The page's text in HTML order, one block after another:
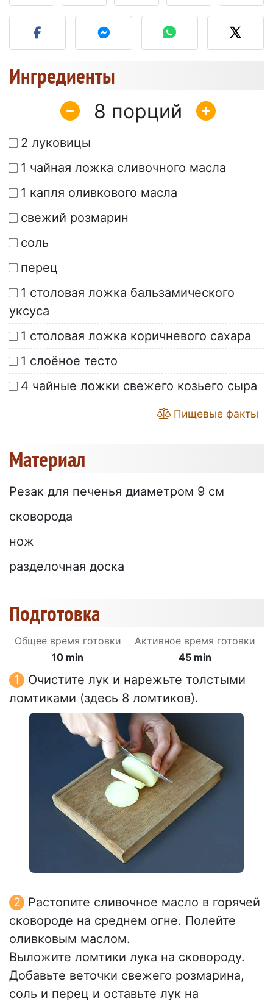
Разместите фото этого
Ингредиенты
8
2 луковицы
1 чайная ложка сливочного масла
1 капля оливкового масла
свежий розмарин
соль
перец
1 столовая ложка бальзамического
уксуса
1 столовая ложка коричневого сахара
1 слоёное тесто
4 чайные ложки свежего козьего сыра
Пищевые факты
Материал
Резак для печенья диаметром 9 см
сковорода
нож
разделочная доска
Подготовка
Общее время готовки
10 min
Активное время готовки
45 min
Очистите лук и нарежьте толстыми
ломтиками (здесь 8 ломтиков).
Растопите сливочное масло в горячей
сковороде на среднем огне. Полейте
оливковым маслом.
Выложите ломтики лука на сковороду.
Добавьте веточки свежего розмарина,
соль и перец и оставьте лук на